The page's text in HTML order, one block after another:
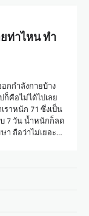
ท่าไหน ทำ
กกำลังกายบ้าง
คือไม่ได้ไปเลย
าหนัก 71 ซึ่งเป็น
บ 7 วัน น้ำหนักก็ลด
า ถือว่าไม่เยอะ…